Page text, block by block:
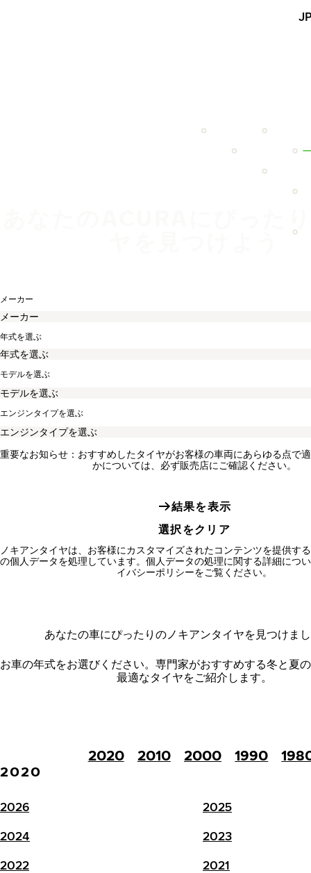
メーカー
年式を選ぶ
モデルを選ぶ
エンジンタイプを選ぶ
重要なお知らせ：おすすめしたタイヤがお客様の車両にあらゆる点で
かについては、必ず販売店にご確認ください。
結果を表示
選択をクリア
ノキアンタイヤは、お客様にカスタマイズされたコンテンツを提供す
の個人データを処理しています。個人データの処理に関する詳細につ
イバシーポリシーをご覧ください。
あなたの車にぴったりのノキアンタイヤを見つけま
お車の年式をお選びください。 専門家がおすすめする冬と夏
最適なタイヤをご紹介します。
2020 2010 2000 1990
2020
2026 2025
2024 2023
2022 2021